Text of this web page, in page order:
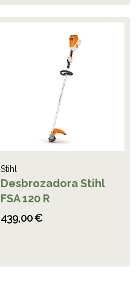
Stihl
Desbrozadora Stihl
FSA 120 R
439,00 €